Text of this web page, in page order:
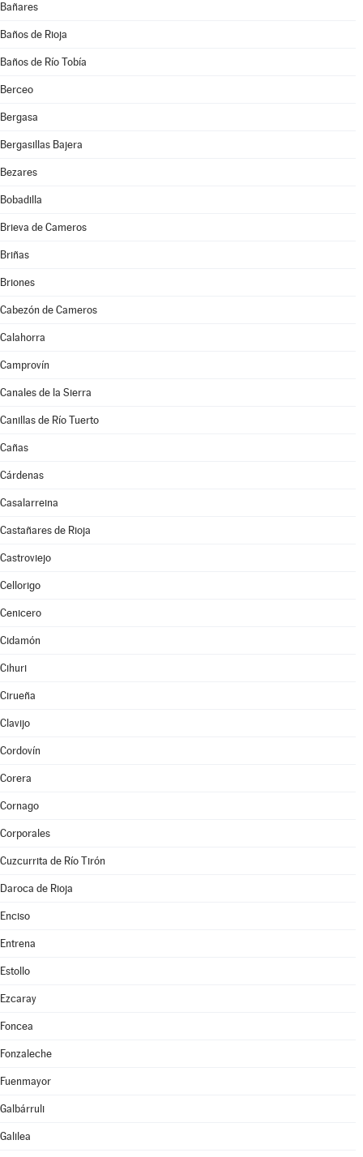
Bañares
Baños de Rioja
Baños de Río Tobía
Berceo
Bergasa
Bergasillas Bajera
Bezares
Bobadilla
Brieva de Cameros
Briñas
Briones
Cabezón de Cameros
Calahorra
Camprovín
Canales de la Sierra
Canillas de Río Tuerto
Cañas
Cárdenas
Casalarreina
Castañares de Rioja
Castroviejo
Cellorigo
Cenicero
Cidamón
Cihuri
Cirueña
Clavijo
Cordovín
Corera
Cornago
Corporales
Cuzcurrita de Río Tirón
Daroca de Rioja
Enciso
Entrena
Estollo
Ezcaray
Foncea
Fonzaleche
Fuenmayor
Galbárruli
Galilea